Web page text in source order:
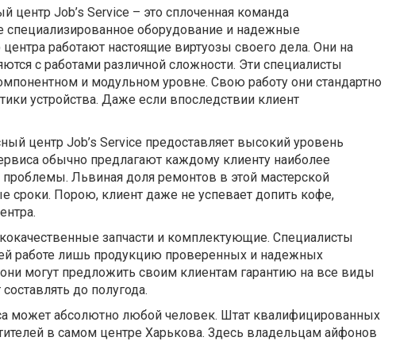
центр Job’s Service – это сплоченная команда
специализированное оборудование и надежные
работают настоящие виртуозы своего дела. Они на
с работами различной сложности. Эти специалисты
и модульном уровне. Свою работу они стандартно
устройства. Даже если впоследствии клиент
центр Job’s Service предоставляет высокий уровень
обычно предлагают каждому клиенту наиболее
Львиная доля ремонтов в этой мастерской
сроки. Порою, клиент даже не успевает допить кофе,
запчасти и комплектующие. Специалисты
работе лишь продукцию проверенных и надежных
могут предложить своим клиентам гарантию на все виды
до полугода.
может абсолютно любой человек. Штат квалифицированных
в самом центре Харькова. Здесь владельцам айфонов